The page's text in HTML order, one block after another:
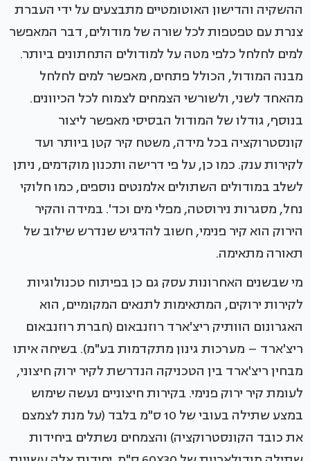
ההשקיה והדישון האוטומטיים מתבצעים על ידי העברת
צנרת עם טפטפות לכל שורה של מודולים, דבר המאפשר
למים לחלחל כלפי מטה על למודולים התחתונים ביותר.
מבנה המודול, הכולל פתחים, מאפשר למים לחלחל
מהאחד לשני, ולשורשי הצמחים לצמוח לכל הכיוונים.
בנוסף, גודלו של המודול הבסיסי מאפשר ליצור
קונסטרוקציה בכל מידה, משטח קיר קטן ביותר ועד
לקירות ענק. כמו כן, על פי דרישה ותכנון מוקדמים, ניתן
לשלב במודולים השתולים אלמנטים נוספים, כמו חלוקי
נחל, מסגרות נירוסטה, מפלי מים וכד'. במידה והקיר
הירוק הוא קיר פנימי, חשוב להדגיש שנדרש שילוב של
תאורה מתאימה.
מי שבשנים האחרונות עסק גם כן בפיתוח טכנולוגיות
לקירות ירוקים, המתאימות לתנאים המקומיים, הוא
האגרונום הוותיק ריצ'ארד רוזנבאום (חברת רוזנבאום
ריצ'ארד – מערכות גינון מתקדמות בע"מ). בשיחה איתו
מבחין ריצ'ארד בין הטכניקה הנדרשת לקיר ירוק חיצוני,
לעומת קיר ירוק פנימי. בקירות חיצוניים נעשה שימוש
במצע שתילה בעובי של 10 ס"מ בלבד (על מנת לצמצם
את כובד הקונסטרוקציה) והצמחים נשתלים ביחידות